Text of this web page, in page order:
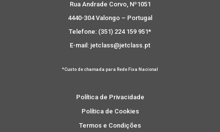
Rua Andrade Corvo, Nº1051
4440-304 Valongo – Portugal
Telefone: (351) 224 159 951*
E-mail: jetclass@jetclass.pt
*Custo de chamada para Rede Fixa Nacional
Política de Privacidade
Política de Cookies
Termos e Condições